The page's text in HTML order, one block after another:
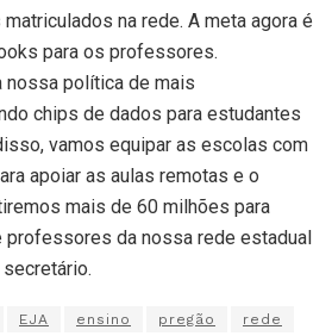
na rede. A meta agora é
para os professores.
nossa política de mais
chips de dados para estudantes
vamos equipar as escolas com
apoiar as aulas remotas e o
mais de 60 milhões para
da nossa rede estadual
secretário.
EJA ensino pregão rede